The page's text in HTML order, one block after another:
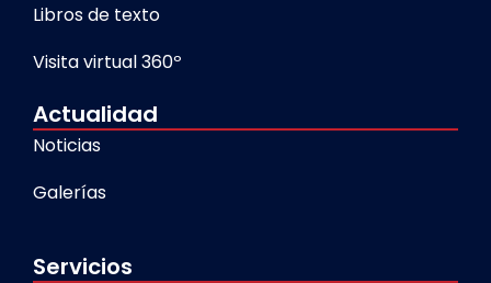
Libros de texto
Visita virtual 360º
Actualidad
Noticias
Galerías
Servicios